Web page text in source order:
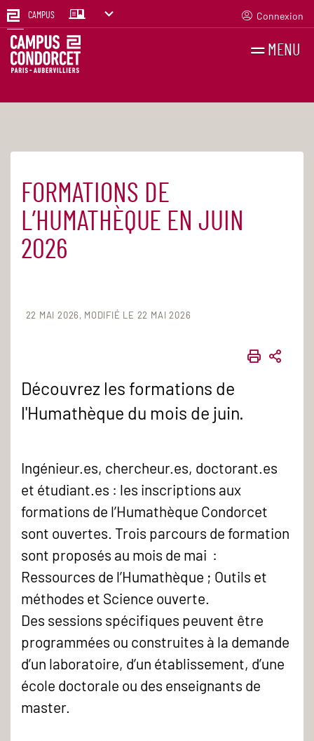
CAMPUS Connexion
MENU
Accueil Actualités
FORMATIONS DE
L’HUMATHÈQUE EN JUIN
2026
22 MAI 2026 MODIFIÉ LE 22 MAI 2026
Découvrez les formations de
l'Humathèque du mois de juin.
Ingénieur.es, chercheur.es, doctorant.es
et étudiant.es : les inscriptions aux
formations de l’Humathèque Condorcet
sont ouvertes. Trois parcours de formation
sont proposés au mois de mai :
Ressources de l’Humathèque ; Outils et
méthodes et Science ouverte.
Des sessions spécifiques peuvent être
programmées ou construites à la demande
d’un laboratoire, d’un établissement, d’une
école doctorale ou des enseignants de
master.